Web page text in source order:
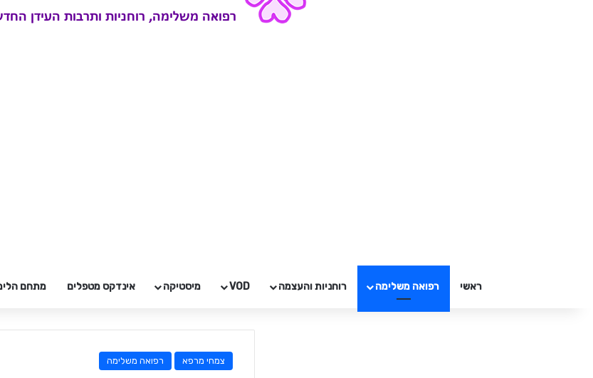
ראשי רפואה משלימה רוחניות והעצמה VOD מיסטיקה אינדקס מטפלים מתחם
צמחי מרפא רפואה משלימה